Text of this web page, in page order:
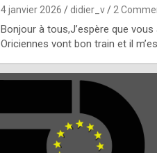
4 janvier 2026 didier_v 2
Bonjour à tous,J’espère que
Oriciennes vont bon train et il